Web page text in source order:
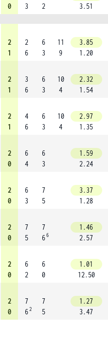
0
3
2
3.51
2
1
2
6
6
3
11
9
3.85
1.20
2
1
3
6
6
3
10
4
2.32
1.54
2
1
4
6
6
3
10
4
2.97
1.35
2
0
6
4
6
3
1.59
2.24
2
0
6
3
7
5
3.37
1.28
2
0
7
5
7
66
1.46
2.57
2
0
6
2
6
0
1.01
12.50
2
0
7
62
7
5
1.27
3.47